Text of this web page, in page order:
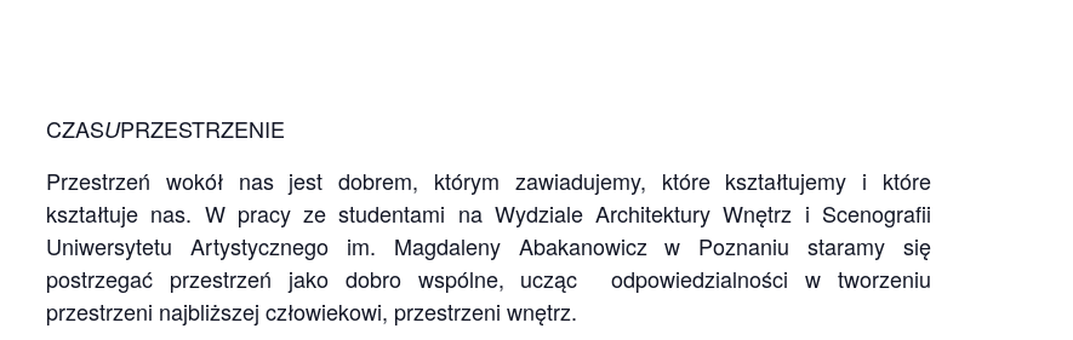
CZASUPRZESTRZENIE
Przestrzeń wokół nas jest dobrem, którym zawiadujemy, które kształtujemy i które
kształtuje nas. W pracy ze studentami na Wydziale Architektury Wnętrz i Scenografii
Uniwersytetu Artystycznego im. Magdaleny Abakanowicz w Poznaniu staramy się
postrzegać przestrzeń jako dobro wspólne, ucząc odpowiedzialności w tworzeniu
przestrzeni najbliższej człowiekowi, przestrzeni wnętrz.